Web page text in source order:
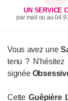
UN SERVICE
par mail ou au
Vous avez une
tenu ? N'hésitez
signée
CetteGuêpière